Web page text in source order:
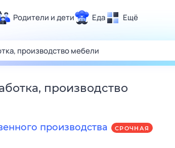
Родители и дети Еда Ещё
Здоровье
Развлечения и отдых
Спорт
Авто
производство
производства СРОЧНАЯ